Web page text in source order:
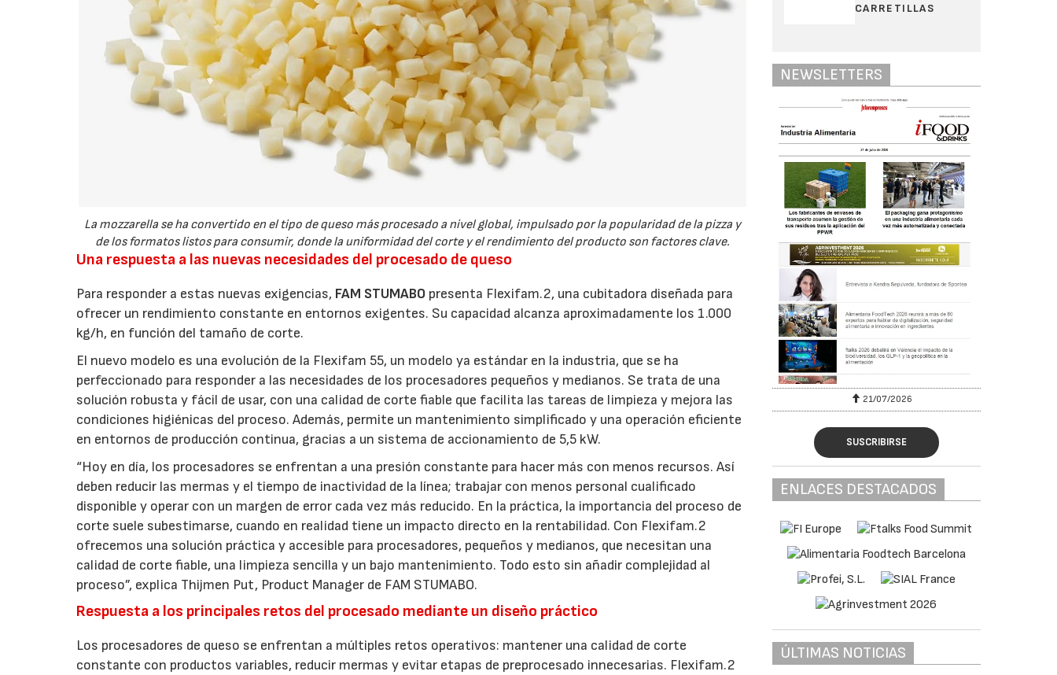
La mozzarella se ha convertido en el tipo de queso más procesado a nivel global, impulsado por la popularidad de la pizza y
de los formatos listos para consumir, donde la uniformidad del corte y el rendimiento del producto son factores clave.
Una respuesta a las nuevas necesidades del procesado de queso
Para responder a estas nuevas exigencias, FAM STUMABO presenta Flexifam.2, una cubitadora diseñada para
ofrecer un rendimiento constante en entornos exigentes. Su capacidad alcanza aproximadamente los 1.000
kg/h, en función del tamaño de corte.
El nuevo modelo es una evolución de la Flexifam 55, un modelo ya estándar en la industria, que se ha
perfeccionado para responder a las necesidades de los procesadores pequeños y medianos. Se trata de una
solución robusta y fácil de usar, con una calidad de corte fiable que facilita las tareas de limpieza y mejora las
condiciones higiénicas del proceso. Además, permite un mantenimiento simplificado y una operación eficiente
en entornos de producción continua, gracias a un sistema de accionamiento de 5,5 kW.
“Hoy en día, los procesadores se enfrentan a una presión constante para hacer más con menos recursos. Así
deben reducir las mermas y el tiempo de inactividad de la línea; trabajar con menos personal cualificado
disponible y operar con un margen de error cada vez más reducido. En la práctica, la importancia del proceso de
corte suele subestimarse, cuando en realidad tiene un impacto directo en la rentabilidad. Con Flexifam.2
ofrecemos una solución práctica y accesible para procesadores, pequeños y medianos, que necesitan una
calidad de corte fiable, una limpieza sencilla y un bajo mantenimiento. Todo esto sin añadir complejidad al
proceso”, explica Thijmen Put, Product Manager de FAM STUMABO.
Respuesta a los principales retos del procesado mediante un diseño práctico
Los procesadores de queso se enfrentan a múltiples retos operativos: mantener una calidad de corte
constante con productos variables, reducir mermas y evitar etapas de preprocesado innecesarias. Flexifam.2
CARRETILLAS
NEWSLETTERS
21/07/2026 28/07/2026 21/07/2026
SUSCRIBIRSE
ENLACES DESTACADOS
ÚLTIMAS NOTICIAS